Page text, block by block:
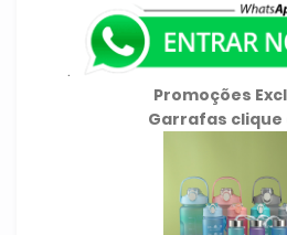
.
Promoções
Garrafas clique